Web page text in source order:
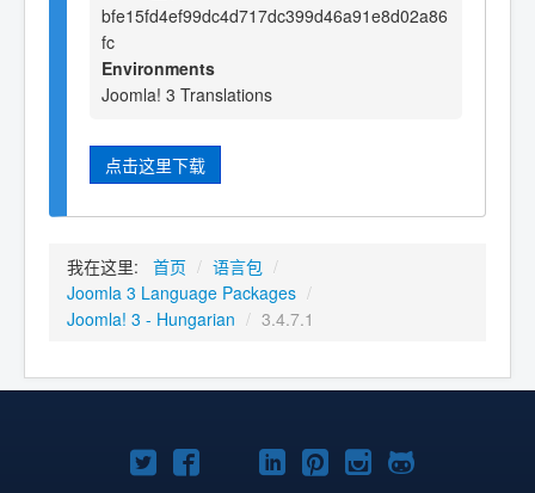
bfe15fd4ef99dc4d717dc399d46a91e8d02a86
fc
Environments
Joomla! 3 Translations
点击这里下载
我在这里: 首页 / 语言包 /
Joomla 3 Language Packages /
Joomla! 3 - Hungarian / 3.4.7.1
TwitterFacebookYouTube
LinkedIn
Pinterest
Instagram
GitHub